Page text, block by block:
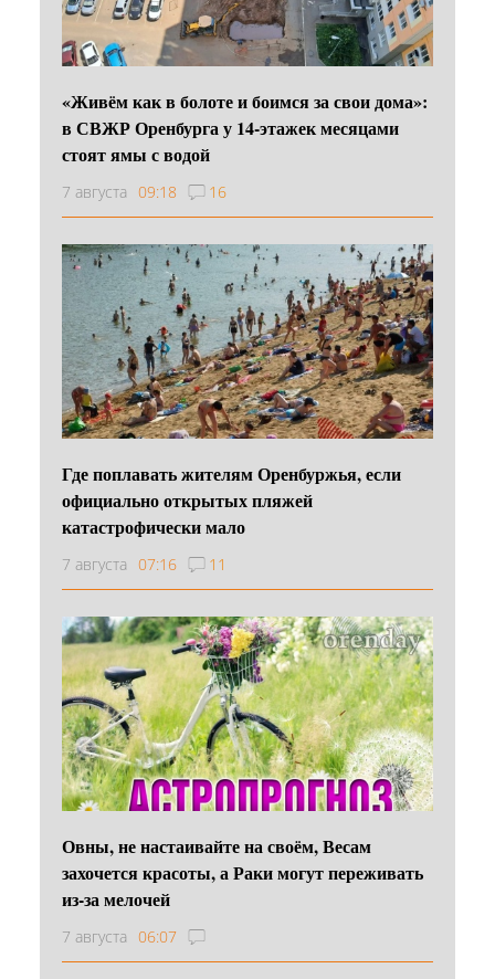
«Живём как в болоте и боимся за свои дома»:
в СВЖР Оренбурга у 14-этажек месяцами
стоят ямы с водой
7 августа 09:18 16
Где поплавать жителям Оренбуржья, если
официально открытых пляжей
катастрофически мало
7 августа 07:16 11
Овны, не настаивайте на своём, Весам
захочется красоты, а Раки могут переживать
из-за мелочей
7 августа 06:07